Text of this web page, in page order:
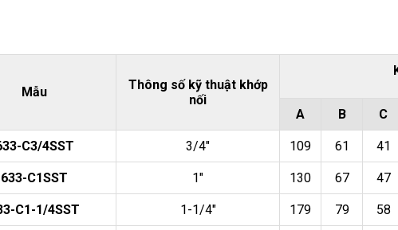
Mẫu
Thông số kỹ thuật khớp
nối
A B C
C3/4SST 3/4" 109 61 41
633-C1SST 1" 130 67 47
C1-1/4SST 1-1/4" 179 79 58